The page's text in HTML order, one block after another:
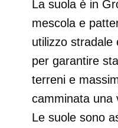
La suola è in
mescola e
utilizzo stradale
per garantire
terreni e
camminata una
Le suole sono